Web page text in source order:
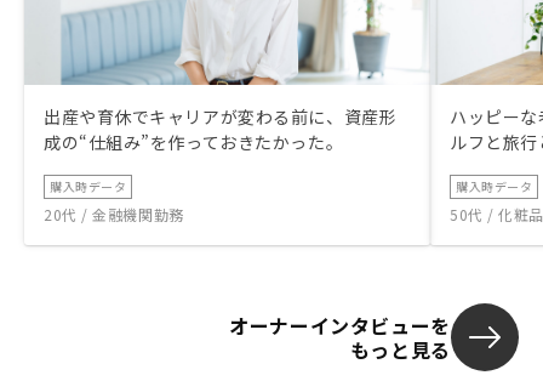
出産や育休でキャリアが変わる前に、資産形
成の“仕組み”を作っておきたかった。
購入時データ
20代 / 金融機関勤務
ハッピー
ルフと旅
購入時データ
50代 / 化粧
オーナーインタビューを
もっと見る